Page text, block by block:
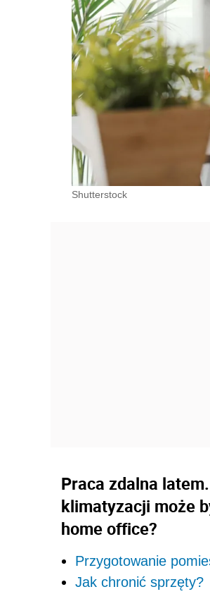
Shutterstock
Praca zdalna
klimatyzacji może
home office?
Przygotowanie
Jak chronić sprzęty?